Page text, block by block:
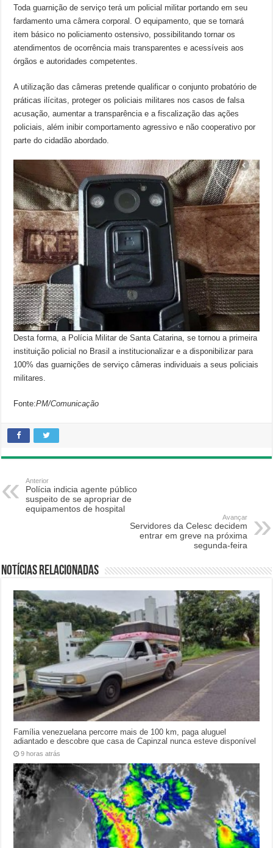
Toda guarnição de serviço terá um policial militar portando em seu
fardamento uma câmera corporal. O equipamento, que se tornará
item básico no policiamento ostensivo, possibilitando tornar os
atendimentos de ocorrência mais transparentes e acessíveis aos
órgãos e autoridades competentes.
A utilização das câmeras pretende qualificar o conjunto probatório de
práticas ilícitas, proteger os policiais militares nos casos de falsa
acusação, aumentar a transparência e a fiscalização das ações
policiais, além inibir comportamento agressivo e não cooperativo por
parte do cidadão abordado.
Desta forma, a Polícia Militar de Santa Catarina, se tornou a primeira
instituição policial no Brasil a institucionalizar e a disponibilizar para
100% das guarnições de serviço câmeras individuais a seus policiais
militares.
Fonte:PM/Comunicação
Anterior
Polícia indicia agente público
suspeito de se apropriar de
equipamentos de hospital
Avançar
Servidores da Celesc decidem
entrar em greve na próxima
segunda-feira
Notícias relacionadas
Família venezuelana percorre mais de 100 km, paga aluguel
adiantado e descobre que casa de Capinzal nunca esteve disponível
9 horas atrás